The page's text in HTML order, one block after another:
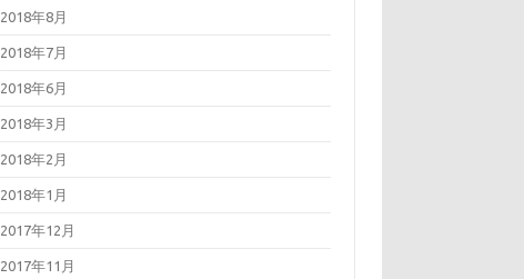
2018年8月
2018年7月
2018年6月
2018年3月
2018年2月
2018年1月
2017年12月
2017年11月